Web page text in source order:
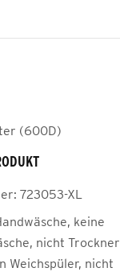
(600D)
723053-XL
keine
nicht Trockner
Weichspüler, nicht